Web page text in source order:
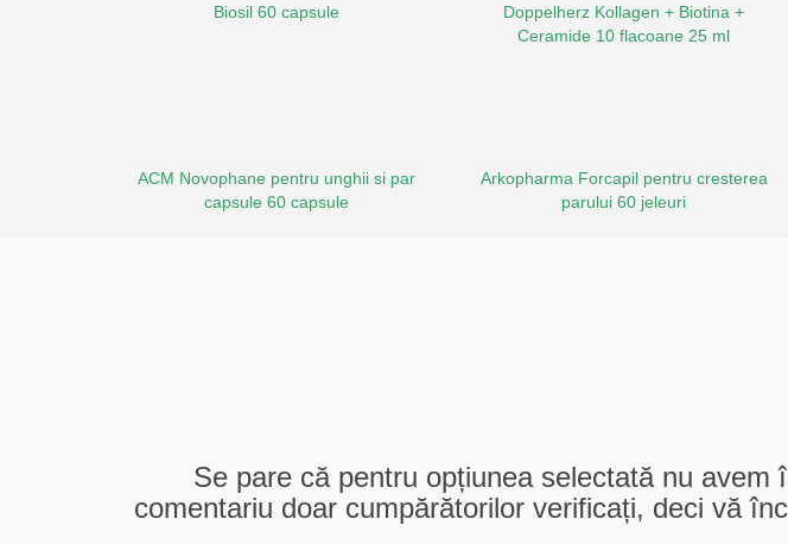
Biosil 60 capsule
Doppelherz Kollagen + Biotina +
Ceramide 10 flacoane 25 ml
ACM Novophane pentru unghii si par
capsule 60 capsule
Arkopharma Forcapil pentru cresterea
parului 60 jeleuri
Se pare că pentru opțiunea selectată nu
comentariu doar cumpărătorilor verificați, deci vă